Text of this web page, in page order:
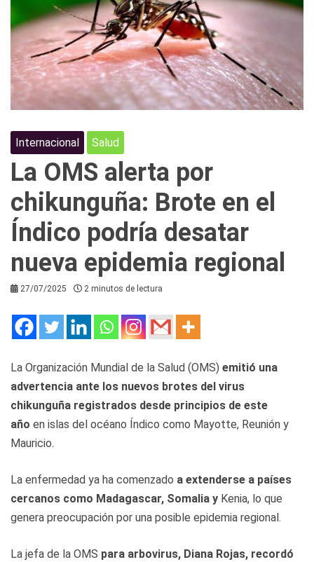
Internacional Salud
La OMS alerta por
chikunguña: Brote en el
Índico podría desatar
nueva epidemia regional
27/07/2025 2 minutos de lectura
La Organización Mundial de la Salud (OMS) emitió una
advertencia ante los nuevos brotes del virus
chikunguña registrados desde principios de este
año en islas del océano Índico como Mayotte, Reunión y
Mauricio.
La enfermedad ya ha comenzado a extenderse a países
cercanos como Madagascar, Somalia y Kenia, lo que
genera preocupación por una posible epidemia regional.
La jefa de la OMS para arbovirus, Diana Rojas, recordó